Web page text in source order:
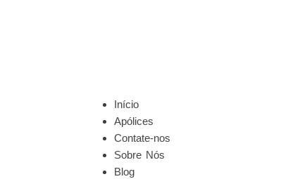
Início
Apólices
Contate-nos
Sobre Nós
Blog